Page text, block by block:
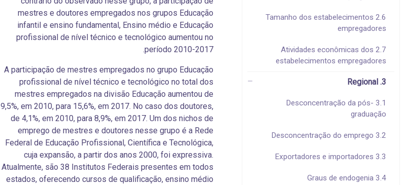
2.6 Tamanho dos estabelecimentos
empregadores
2.7 Atividades econômicas dos
estabelecimentos empregadores
3. Regional
3.1 Desconcentração da pós-
graduação
3.2 Desconcentração do emprego
3.3 Exportadores e importadores
3.4 Graus de endogenia
mestres e doutores empregados nos grupos Educação
infantil e ensino fundamental, Ensino médio e Educação
profissional de nível técnico e tecnológico aumentou no
período 2010-2017.
A participação de mestres empregados no grupo Educação
profissional de nível técnico e tecnológico no total dos
mestres empregados na divisão Educação aumentou de
9,5%, em 2010, para 15,6%, em 2017. No caso dos doutores,
de 4,1%, em 2010, para 8,9%, em 2017. Um dos nichos de
emprego de mestres e doutores nesse grupo é a Rede
Federal de Educação Profissional, Científica e Tecnológica,
cuja expansão, a partir dos anos 2000, foi expressiva.
Atualmente, são 38 Institutos Federais presentes em todos
estados, oferecendo cursos de qualificação, ensino médio